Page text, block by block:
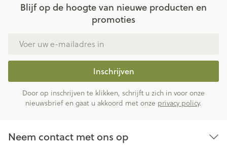
Blijf op de hoogte van nieuwe producten en
promoties
Inschrijven
Door op inschrijven te klikken, schrijft u zich in voor onze
nieuwsbrief en gaat u akkoord met onze privacy policy.
Neem contact met ons op